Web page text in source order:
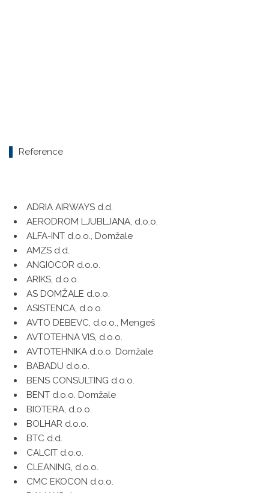
Reference
ADRIA AIRWAYS d.d.
AERODROM LJUBLJANA, d.o.o.
ALFA-INT d.o.o., Domžale
AMZS d.d.
ANGIOCOR d.o.o.
ARIKS, d.o.o.
AS DOMŽALE d.o.o.
ASISTENCA, d.o.o.
AVTO DEBEVC, d.o.o., Mengeš
AVTOTEHNA VIS, d.o.o.
AVTOTEHNIKA d.o.o. Domžale
BABADU d.o.o.
BENS CONSULTING d.o.o.
BENT d.o.o. Domžale
BIOTERA, d.o.o.
BOLHAR d.o.o.
BTC d.d.
CALCIT d.o.o.
CLEANING, d.o.o.
CMC EKOCON d.o.o.